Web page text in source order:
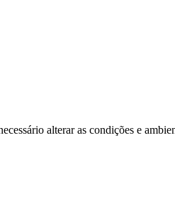
alterar as condições e